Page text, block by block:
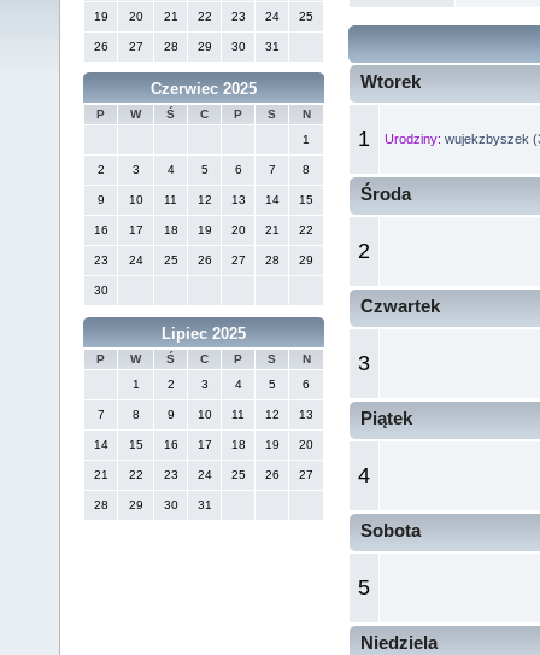
19 20 21 22 23 24 25
26 27 28 29 30 31
Czerwiec 2025
P W Ś C P S
N
1
2 3 4 5 6 7 8
9 10 11 12 13 14 15
16 17 18 19 20 21 22
23 24 25 26 27 28 29
30
Lipiec 2025
P W Ś C P S
N
1
2 3 4 5 6
7 8 9 10 11 12 13
14 15 16 17 18 19 20
21 22 23 24 25 26 27
28 29 30 31
Wtorek
1 Urodziny: wujekzbyszek
Środa
2
Czwartek
3
Piątek
4
Sobota
5
Niedziela